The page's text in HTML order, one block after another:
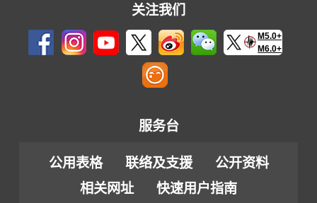
关注我们
M5.0+
M6.0+
服务台
公用表格 联络及支援
公开资料
相关网址
快速用户指南